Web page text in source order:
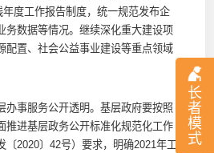
长
者
模
式
度工作报告制度，统一规范发布企
务数据等情况。继续深化重大建设项
配置、社会公益事业建设等重点领域
事服务公开透明。基层政府要按照
推进基层政务公开标准化规范化工作
〔2020〕42号）要求，明确2021年工